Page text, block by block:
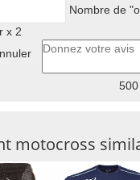
Nombre de
x 2
500
motocross